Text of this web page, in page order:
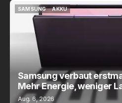
SAMSUNG
SAMSUNG
AKKU
AKKU
Samsung verbaut
Mehr Energie, weniger
Aug. 6, 2026